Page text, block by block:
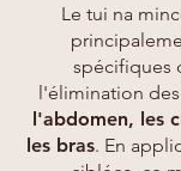
Le tui na
spécifiques
l'élimination
l'abdomen, les
les bras. En